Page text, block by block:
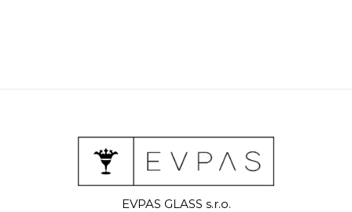
EVPAS GLASS s.r.o.